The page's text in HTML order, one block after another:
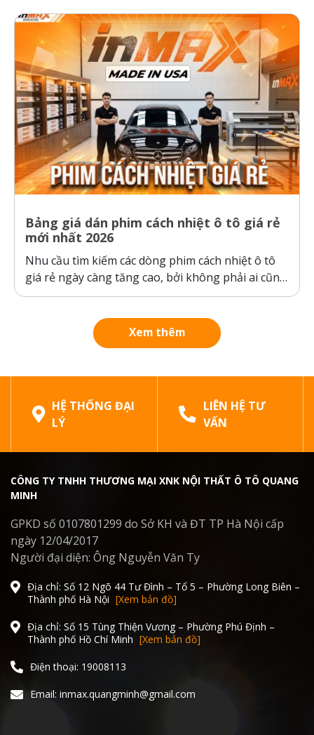
nóng gay gắt. Thực tế kiểm nghiệm cho thấy, ô...
Bảng giá dán phim cách nhiệt ô tô giá rẻ
mới nhất 2026
Nhu cầu tìm kiếm các dòng phim cách nhiệt ô tô
giá rẻ ngày càng tăng cao, bởi không phải ai cũng
sẵn sàng bỏ ra hàng chục triệu đồng cho một gói
hãng” và “hàng giả, hàng nhái”...
Xem thêm
HỆ THỐNG ĐẠI
LÝ
LIÊN HỆ TƯ
VẤN
CÔNG TY TNHH THƯƠNG MẠI XNK NỘI THẤT Ô TÔ QUANG
MINH
GPKD số 0107801299 do Sở KH và ĐT TP Hà Nội cấp
ngày 12/04/2017
Người đại diện: Ông Nguyễn Văn Ty
Địa chỉ: Số 12 Ngõ 44 Tư Đình – Tổ 5 – Phường Long Biên –
Thành phố Hà Nội [Xem bản đồ]
Địa chỉ: Số 15 Tùng Thiện Vương – Phường Phú Định –
Thành phố Hồ Chí Minh [Xem bản đồ]
Điện thoại: 19008113
Email: inmax.quangminh@gmail.com